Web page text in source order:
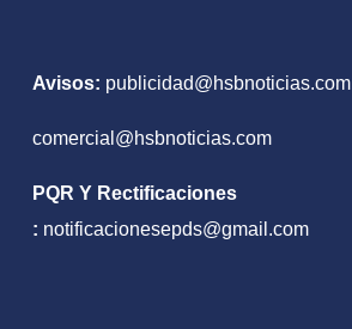
Avisos: publicidad@hsbnoticias.com
comercial@hsbnoticias.com
PQR Y Rectificaciones
: notificacionesepds@gmail.com